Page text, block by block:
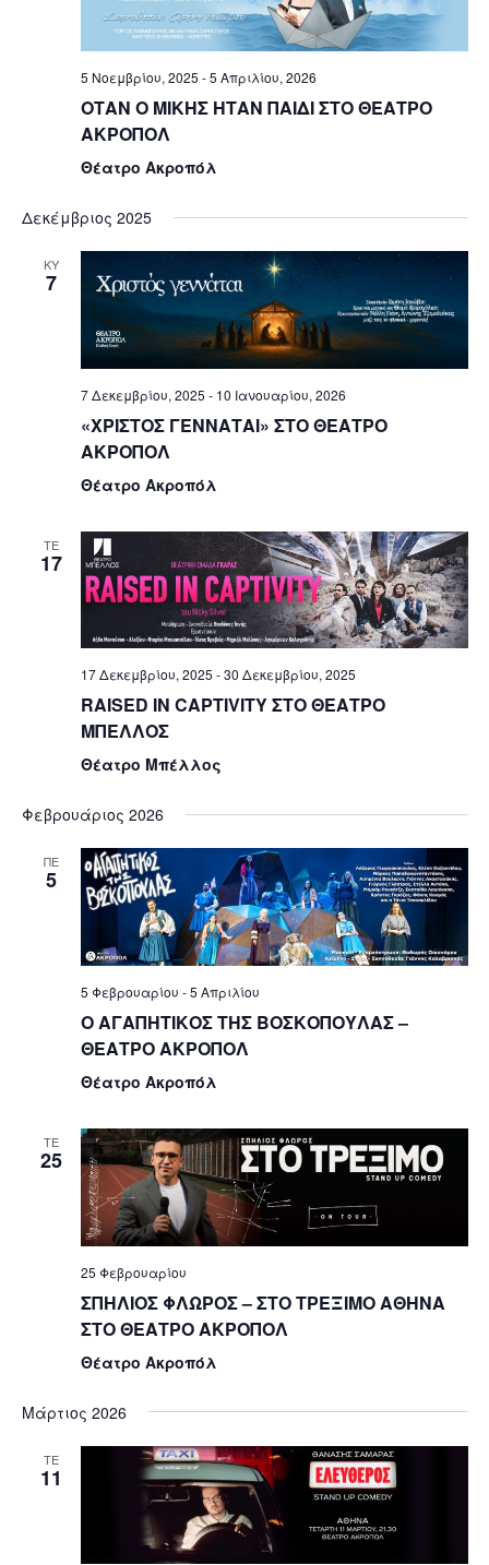
5 Νοεμβρίου, 2025 -5 Απριλίου, 2026
ΟΤΑΝ Ο ΜΙΚΗΣ ΗΤΑΝ ΠΑΙΔΙ ΣΤΟ ΘΕΑΤΡΟ
ΑΚΡΟΠΟΛ
Θέατρο Ακροπόλ
Δεκέμβριος 2025
ΚΥ
7
7 Δεκεμβρίου, 2025 - 10 Ιανουαρίου, 2026
«ΧΡΙΣΤΟΣ ΓΕΝΝΑΤΑΙ» ΣΤΟ ΘΕΑΤΡΟ
ΑΚΡΟΠΟΛ
Θέατρο Ακροπόλ
ΤΕ
17
17 Δεκεμβρίου, 2025 -30 Δεκεμβρίου, 2025
RAISED IN CAPTIVITY ΣΤΟ ΘΕΑΤΡΟ
ΜΠΕΛΛΟΣ
Θέατρο Μπέλλος
Φεβρουάριος 2026
ΠΕ
5
5 Φεβρουαρίου -5 Απριλίου
Ο ΑΓΑΠΗΤΙΚΟΣ ΤΗΣ ΒΟΣΚΟΠΟΥΛΑΣ –
ΘΕΑΤΡΟ ΑΚΡΟΠΟΛ
Θέατρο Ακροπόλ
ΤΕ
25
25 Φεβρουαρίου
ΣΠΗΛΙΟΣ ΦΛΩΡΟΣ – ΣΤΟ ΤΡΕΞΙΜΟ ΑΘΗΝΑ
ΣΤΟ ΘΕΑΤΡΟ ΑΚΡΟΠΟΛ
Θέατρο Ακροπόλ
Μάρτιος 2026
ΤΕ
11